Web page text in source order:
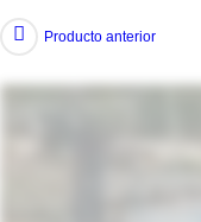
Producto anterior